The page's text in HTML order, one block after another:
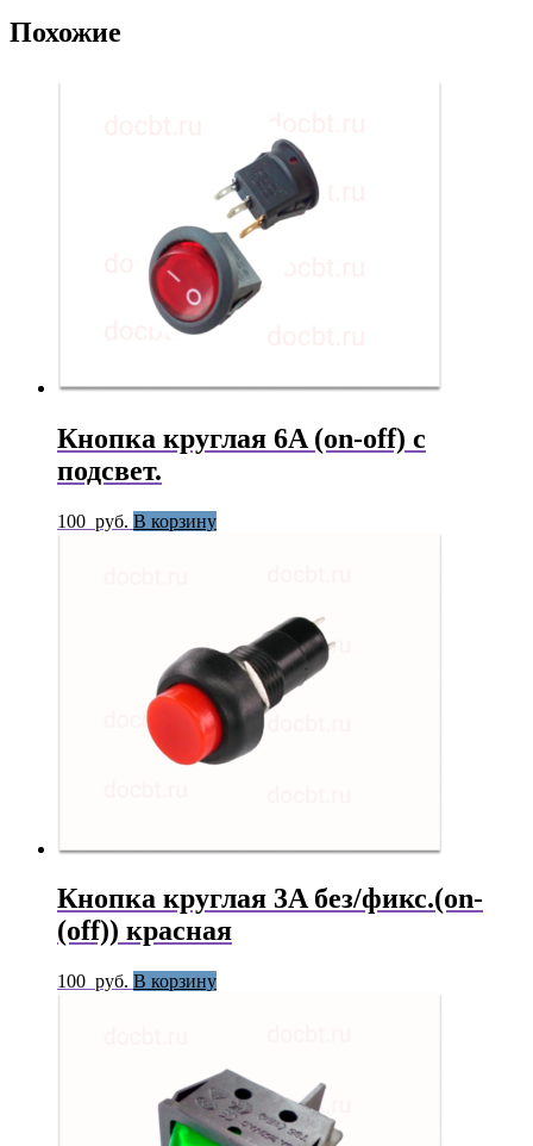
Похожие
Кнопка круглая 6A (on-off) с
подсвет.
100 руб. В корзину
Кнопка круглая 3A без/фикс.(on-
(off)) красная
100 руб. В корзину